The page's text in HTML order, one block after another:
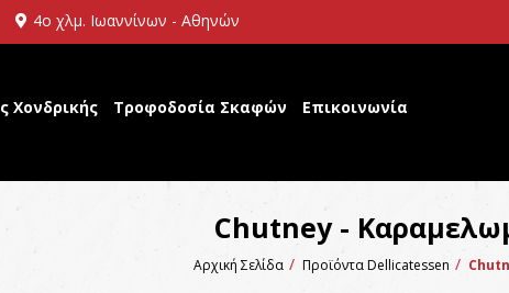
4ο χλμ. Ιωαννίνων - Αθηνών
Χονδρικής Τροφοδοσία Σκαφών Επικοινωνία
Chutney -
Αρχική Σελίδα Προϊόντα Dellicatessen